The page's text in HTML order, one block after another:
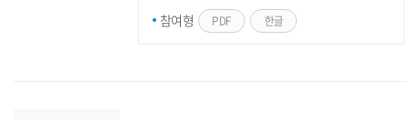
참여형 PDF 한글